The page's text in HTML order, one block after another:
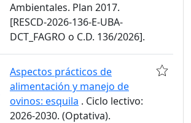
Ambientales. Plan 2017.
[RESCD-2026-136-E-UBA-
DCT_FAGRO o C.D. 136/2026].
Aspectos prácticos de
alimentación y manejo de
ovinos: esquila . Ciclo lectivo:
2026-2030. (Optativa).